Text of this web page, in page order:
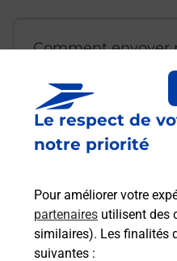
Le respect de
notre priorité
Pour améliorer votre
partenaires utilisent des
similaires). Les finalités
suivantes :
Comment envoyer
Est-il possible
emballage
Comment
modification de